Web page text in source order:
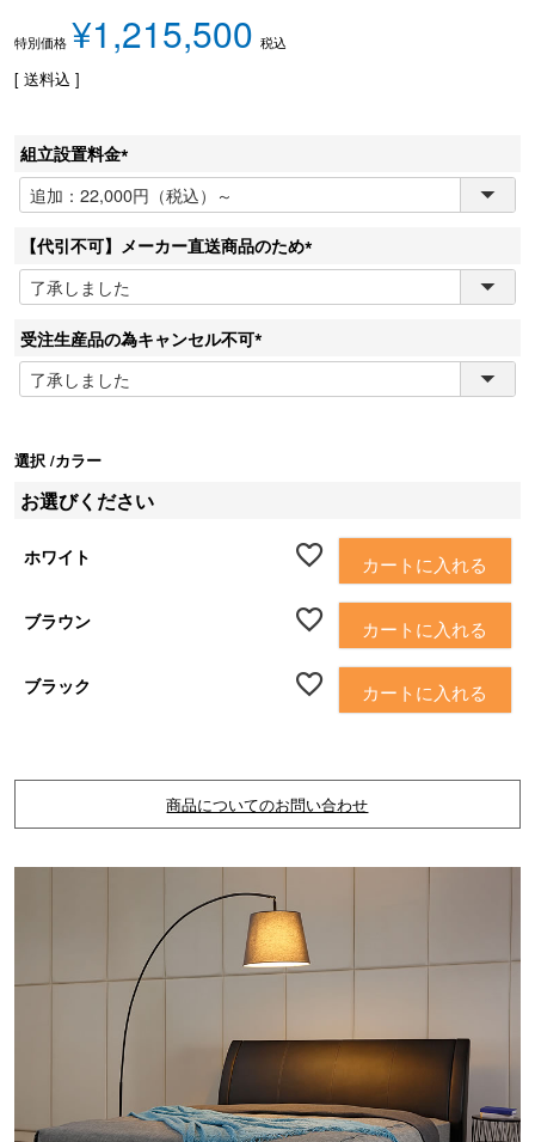
特別価格 ¥1,215,500 税込
送料込
組立設置料金
(
必
須
)
【代引不可】メーカー直送商品のため
(
必
受注生産品の為キャンセル不可
(
必
選択 カラー
お選びください
ホワイト カートに入れる
ブラウン カートに入れる
ブラック カートに入れる
商品についてのお問い合わせ